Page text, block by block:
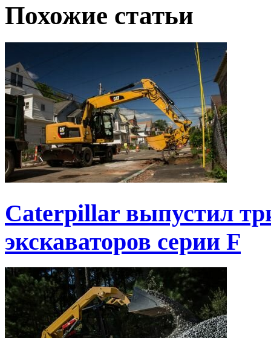
Похожие статьи
Caterpillar выпустил
экскаваторов серии F